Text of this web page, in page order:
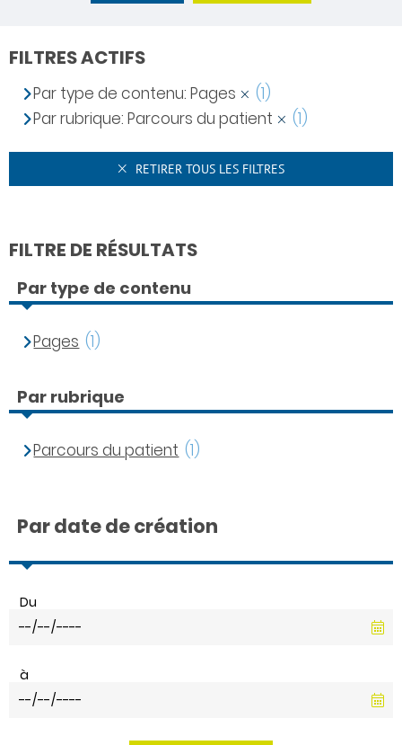
FILTRES ACTIFS
Par type de contenu: Pages
(1)
Par rubrique: Parcours du patient
(1)
RETIRER TOUS LES FILTRES
FILTRE DE RÉSULTATS
Par type de contenu
Pages (1)
Par rubrique
Parcours du patient (1)
Par date de création
Du
à